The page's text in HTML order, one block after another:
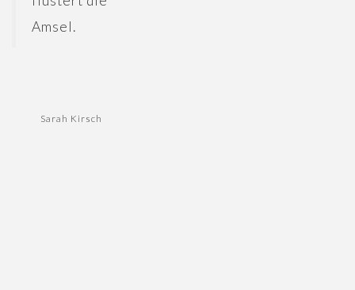
Amsel.
Sarah Kirsch